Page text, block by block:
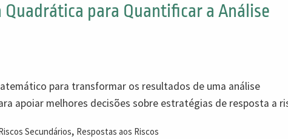
para Quantificar a Análise
para transformar os resultados de uma análise
apoiar melhores decisões sobre estratégias de resposta a
Secundários, Respostas aos Riscos